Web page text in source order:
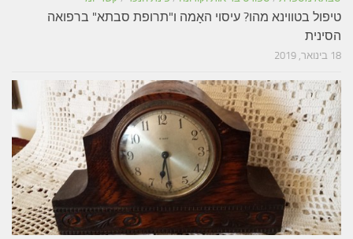
טיפול בטווינא מהו? עיסוי האָמה ו"תרופת סבתא" ברפואה
הסינית
18 בינואר, 2019